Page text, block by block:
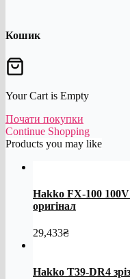
Кошик
Your Cart is Empty
Почати покупки
Continue Shopping
Products you may like
Hakko FX-100 100V
оригінал
29,433₴
Hakko T39-DR4